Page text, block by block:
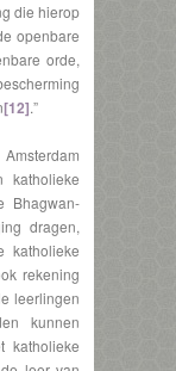
die hierop
openbare
orde,
[12].”
Bhagwan-
dragen,
katholieke
rekening
leerlingen
kunnen
katholieke